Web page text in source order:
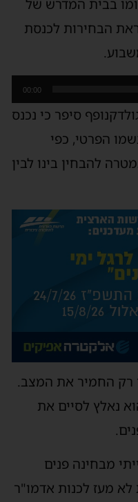
בבית המדרש של
הבחירות לכנסת
00:00
סיפר כי נכנס
הפרטי, כפי
להבחין בינו לבין
רק החמיר את המצב.
נאלץ לסיים את
מבחינה פנים
לא מעז לכנות אדמו"ר